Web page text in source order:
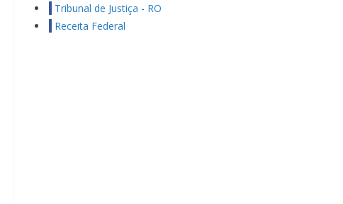
Tribunal de Justiça - RO
Receita Federal